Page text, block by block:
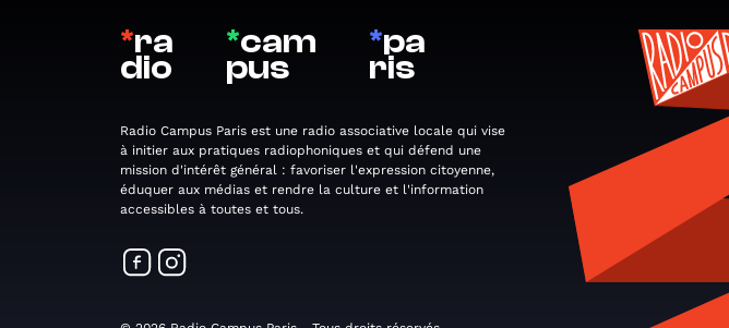
*ra
dio
*cam
pus
*pa
ris
Radio Campus Paris est une radio associative locale qui vise
à initier aux pratiques radiophoniques et qui défend une
mission d'intérêt général : favoriser l'expression citoyenne,
éduquer aux médias et rendre la culture et l'information
accessibles à toutes et tous.